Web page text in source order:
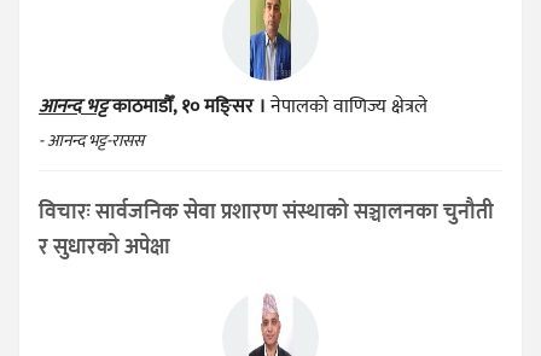
आनन्द भट्टकाठमाडौँ, १० मङ्सिर ।नेपालको वाणिज्य क्षेत्रले
- आनन्द भट्ट-रासस
विचारः सार्वजनिक सेवा प्रशारण संस्थाको सञ्चालनका चुनौती
र सुधारको अपेक्षा